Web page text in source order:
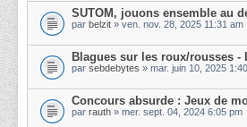
SUTOM, jouons ensemble au
par belzit » ven. nov. 28, 2025 11:31 am
Blagues sur les roux/rousses
par sebdebytes » mar. juin 10, 2025
Concours absurde : Jeux de
par rauth » mer. sept. 04, 2024 6:05 pm